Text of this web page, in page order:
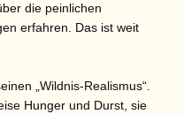
die peinlichen
erfahren. Das ist weit
„Wildnis-Realismus“.
Hunger und Durst, sie